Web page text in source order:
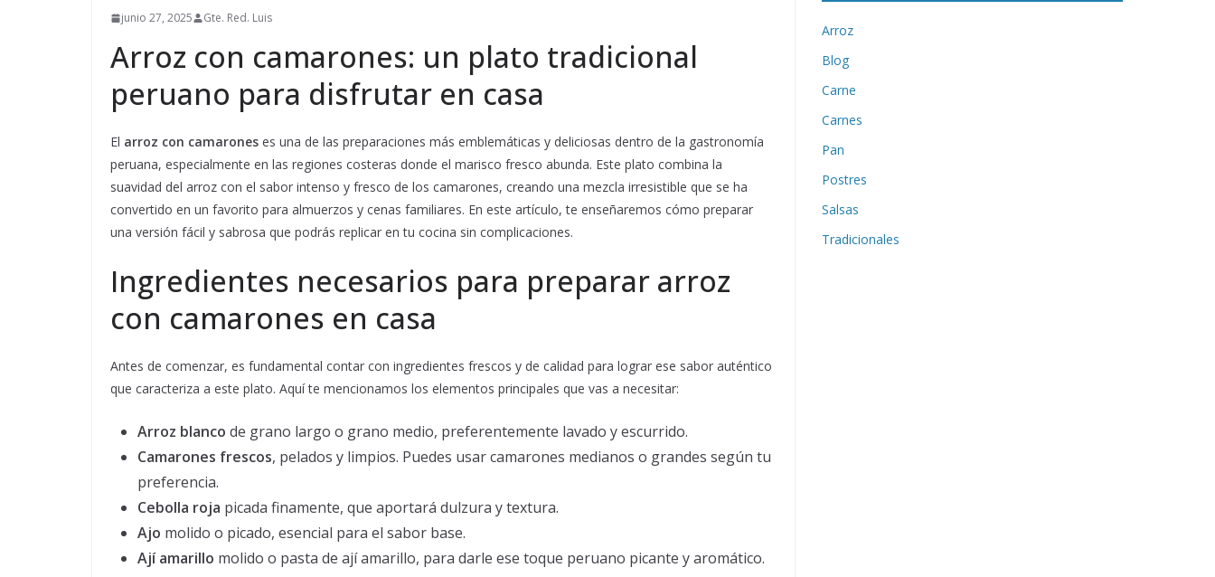
junio 27, 2025 Gte. Red. Luis
Arroz con camarones: un plato tradicional
peruano para disfrutar en casa
El arroz con camarones es una de las preparaciones más emblemáticas y deliciosas dentro de la gastronomía
peruana, especialmente en las regiones costeras donde el marisco fresco abunda. Este plato combina la
suavidad del arroz con el sabor intenso y fresco de los camarones, creando una mezcla irresistible que se ha
convertido en un favorito para almuerzos y cenas familiares. En este artículo, te enseñaremos cómo preparar
una versión fácil y sabrosa que podrás replicar en tu cocina sin complicaciones.
Ingredientes necesarios para preparar arroz
con camarones en casa
Antes de comenzar, es fundamental contar con ingredientes frescos y de calidad para lograr ese sabor auténtico
que caracteriza a este plato. Aquí te mencionamos los elementos principales que vas a necesitar:
Arroz blanco de grano largo o grano medio, preferentemente lavado y escurrido.
Camarones frescos, pelados y limpios. Puedes usar camarones medianos o grandes según tu
preferencia.
Cebolla roja picada finamente, que aportará dulzura y textura.
Ajo molido o picado, esencial para el sabor base.
Ají amarillo molido o pasta de ají amarillo, para darle ese toque peruano picante y aromático.
Arroz
Blog
Carne
Carnes
Pan
Postres
Salsas
Tradicionales